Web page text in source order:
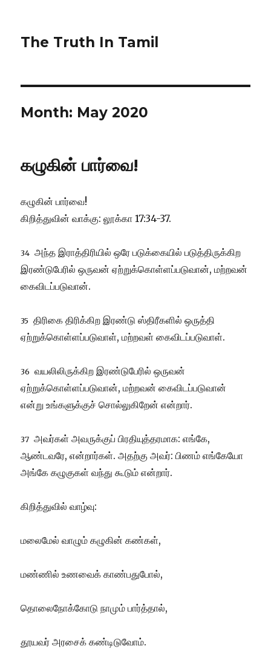
The Truth In Tamil
Month: May 2020
கழுகின் பார்வை!
கழுகின் பார்வை!
கிறித்துவின் வாக்கு: லூக்கா 17:34-37.
34 அந்த இராத்திரியில் ஒரே படுக்கையில் படுத்திருக்கிற
இரண்டுபேரில் ஒருவன் ஏற்றுக்கொள்ளப்படுவான், மற்றவன்
கைவிடப்படுவான்.
35 திரிகை திரிக்கிற இரண்டு ஸ்திரீகளில் ஒருத்தி
ஏற்றுக்கொள்ளப்படுவாள், மற்றவள் கைவிடப்படுவாள்.
36 வயலிலிருக்கிற இரண்டுபேரில் ஒருவன்
ஏற்றுக்கொள்ளப்படுவான், மற்றவன் கைவிடப்படுவான்
என்று உங்களுக்குச் சொல்லுகிறேன் என்றார்.
37 அவர்கள் அவருக்குப் பிரதியுத்தரமாக: எங்கே,
ஆண்டவரே, என்றார்கள். அதற்கு அவர்: பிணம் எங்கேயோ
அங்கே கழுகுகள் வந்து கூடும் என்றார்.
கிறித்துவில் வாழ்வு:
மலைமேல் வாழும் கழுகின் கண்கள்,
மண்ணில் உணவைக் காண்பதுபோல்,
தொலைநோக்கோடு நாமும் பார்த்தால்,
தூயவர் அரசைக் கண்டிடுவோம்.